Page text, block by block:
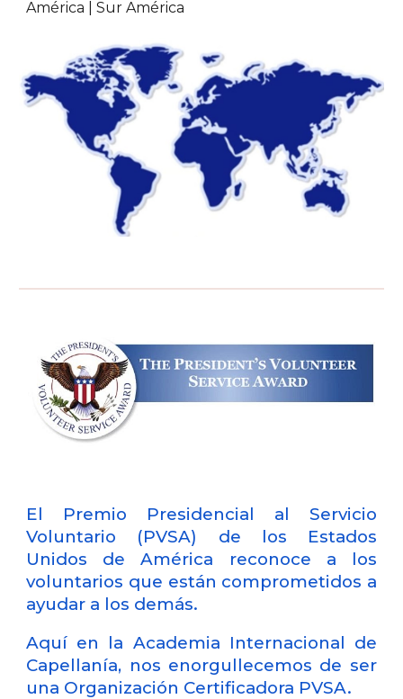
América | Sur América
El Premio Presidencial al Servicio
Voluntario (PVSA) de los Estados
Unidos de América reconoce a los
voluntarios que están comprometidos a
ayudar a los demás.
Aquí en la Academia Internacional de
Capellanía, nos enorgullecemos de ser
una Organización Certificadora PVSA.